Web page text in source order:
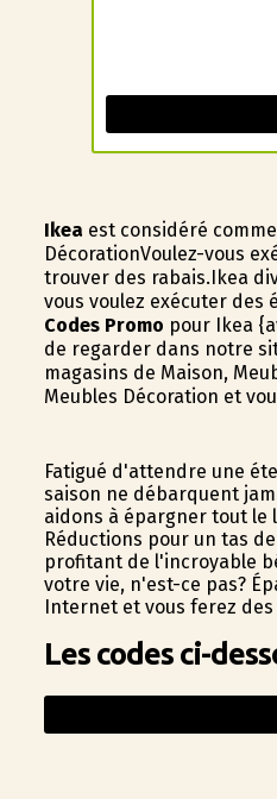
Ikea est considéré
DécorationVoulez-vous
trouver des rabais.Ikea
vous voulez exécuter
Codes Promo pour Ikea
de regarder dans notre
magasins de Maison,
Meubles Décoration et
Fatigué d'attendre une
saison ne débarquent
aidons à épargner tout le
Réductions pour un tas
profitant de l'incroyable
votre vie, n'est-ce pas?
Internet et vous ferez
Les codes ci-